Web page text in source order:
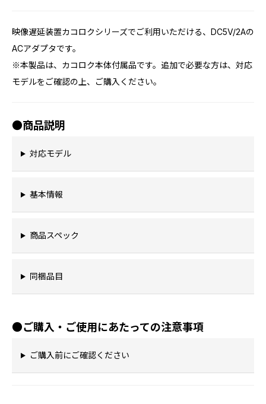
映像遅延装置カコロクシリーズでご利用いただける、DC5V/2Aの
ACアダプタです。
※本製品は、カコロク本体付属品です。追加で必要な方は、対応
モデルをご確認の上、ご購入ください。
●商品説明
対応モデル
基本情報
商品スペック
同梱品目
●ご購入・ご使用にあたっての注意事項
ご購入前にご確認ください